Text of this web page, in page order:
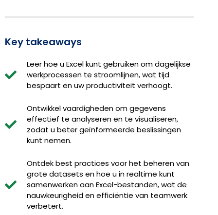
Key takeaways
Leer hoe u Excel kunt gebruiken om dagelijkse
werkprocessen te stroomlijnen, wat tijd
bespaart en uw productiviteit verhoogt.
Ontwikkel vaardigheden om gegevens
effectief te analyseren en te visualiseren,
zodat u beter geïnformeerde beslissingen
kunt nemen.
Ontdek best practices voor het beheren van
grote datasets en hoe u in realtime kunt
samenwerken aan Excel-bestanden, wat de
nauwkeurigheid en efficiëntie van teamwerk
verbetert.